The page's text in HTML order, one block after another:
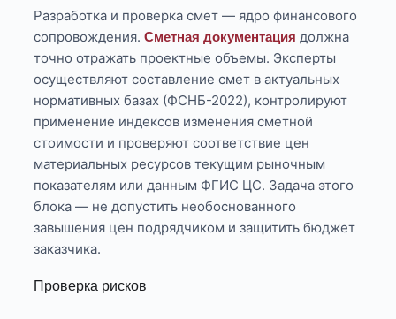
Разработка и проверка смет — ядро финансового
сопровождения.Сметная документация должна
точно отражать проектные объемы. Эксперты
осуществляют составление смет в актуальных
нормативных базах (ФСНБ-2022), контролируют
применение индексов изменения сметной
стоимости и проверяют соответствие цен
материальных ресурсов текущим рыночным
показателям или данным ФГИС ЦС. Задача этого
блока — не допустить необоснованного
завышения цен подрядчиком и защитить бюджет
заказчика.
Проверка рисков